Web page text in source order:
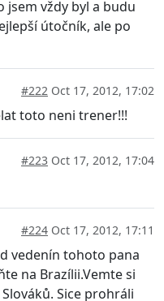
jsem vždy byl a budu
útočník, ale po
#222 Oct 17, 2012, 17:02
toto neni trener!!!
#223 Oct 17, 2012, 17:04
#224 Oct 17, 2012, 17:11
vedenín tohoto pana
na Brazílii.Vemte si
Sice prohráli